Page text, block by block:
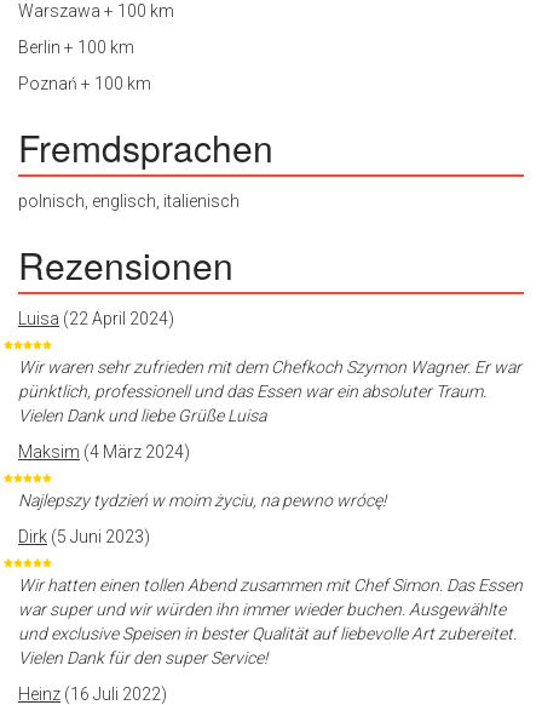
Warszawa + 100 km
Berlin + 100 km
Poznań + 100 km
Fremdsprachen
polnisch, englisch, italienisch
Rezensionen
Luisa (22 April 2024)
Wir waren sehr zufrieden mit dem Chefkoch Szymon Wagner. Er war
pünktlich, professionell und das Essen war ein absoluter Traum.
Vielen Dank und liebe Grüße Luisa
Maksim (4 März 2024)
Najlepszy tydzień w moim życiu, na pewno wrócę!
Dirk (5 Juni 2023)
Wir hatten einen tollen Abend zusammen mit Chef Simon. Das Essen
war super und wir würden ihn immer wieder buchen. Ausgewählte
und exclusive Speisen in bester Qualität auf liebevolle Art zubereitet.
Vielen Dank für den super Service!
Heinz (16 Juli 2022)